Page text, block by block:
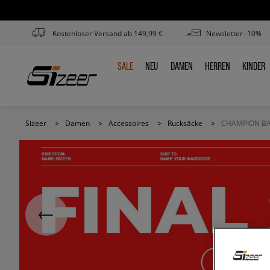
Kostenloser Versand ab 149,99 € Newsletter -10%
SALE
SALE NEU
NEU DAMEN
DAMEN HERREN
HERREN KINDER
KINDER
Sizeer > Damen > Accessoires > Rucksäcke > CHAMPION